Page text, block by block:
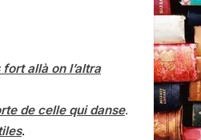
allà on l’altra
de celle qui danse.
.